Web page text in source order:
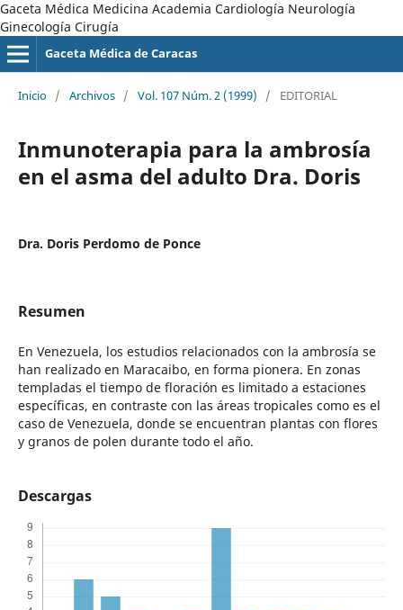
Gaceta Médica Medicina Academia Cardiología Neurología
Ginecología Cirugía
Gaceta Médica de Caracas
Inicio / Archivos / Vol. 107 Núm. 2 (1999) / EDITORIAL
Inmunoterapia para la ambrosía
en el asma del adulto Dra. Doris
Dra. Doris Perdomo de Ponce
Resumen
En Venezuela, los estudios relacionados con la ambrosía se
han realizado en Maracaibo, en forma pionera. En zonas
templadas el tiempo de floración es limitado a estaciones
específicas, en contraste con las áreas tropicales como es el
caso de Venezuela, donde se encuentran plantas con flores
y granos de polen durante todo el año.
Descargas